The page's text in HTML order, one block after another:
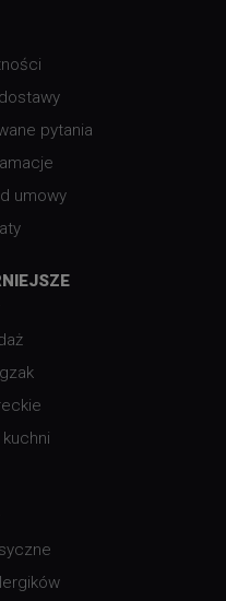
pytania
umowy